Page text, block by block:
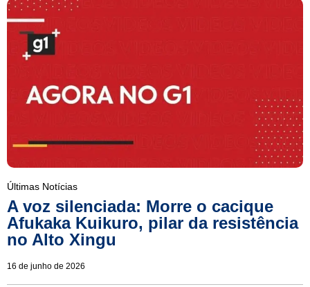
Últimas Notícias
A voz silenciada: Morre o cacique
Afukaka Kuikuro, pilar da resistência
no Alto Xingu
16 de junho de 2026